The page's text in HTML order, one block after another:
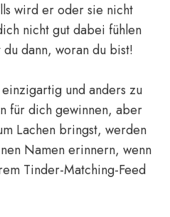
wird er oder sie nicht
nicht gut dabei fühlen
dann, woran du bist!
und anders zu
für dich gewinnen, aber
Lachen bringst, werden
Namen erinnern, wenn
Tinder-Matching-Feed